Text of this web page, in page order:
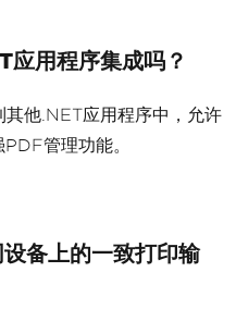
用程序集成吗？
他.NET应用程序中，允许
管理功能。
备上的一致打印输